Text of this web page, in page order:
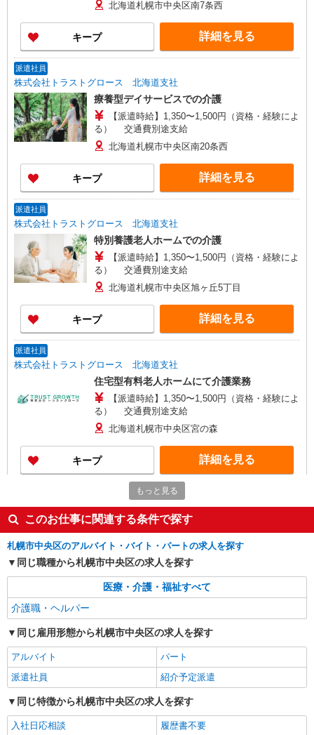
北海道札幌市中央区南7条西
キープ 詳細を見る
派遣社員
株式会社トラストグロース 北海道支社
療養型デイサービスでの介護
【派遣時給】1,350〜1,500円（資格・経験によ
る） 交通費別途支給
北海道札幌市中央区南20条西
キープ 詳細を見る
派遣社員
株式会社トラストグロース 北海道支社
特別養護老人ホームでの介護
【派遣時給】1,350〜1,500円（資格・経験によ
る） 交通費別途支給
北海道札幌市中央区旭ヶ丘5丁目
キープ 詳細を見る
派遣社員
株式会社トラストグロース 北海道支社
住宅型有料老人ホームにて介護業務
【派遣時給】1,350〜1,500円（資格・経験によ
る） 交通費別途支給
北海道札幌市中央区宮の森
キープ 詳細を見る
株式会社トラストグロース 北海道支社
サービス付き高齢者住宅での介護業務
【派遣時給】1,350〜1,500円（資格・経験によ
る） 交通費別途支給
北海道札幌市中央区南16条9
キープ 詳細を見る
派遣社員
株式会社トラストグロース 北海道支社
有料老人ホームでの介護業務
【派遣時給】1,350〜1,500円（資格・経験によ
る） 交通費別途支給
もっと見る
このお仕事に関連する条件で探す
札幌市中央区のアルバイト・バイト・パートの求人を探す
同じ職種から札幌市中央区の求人を探す
医療・介護・福祉すべて
介護職・ヘルパー
同じ雇用形態から札幌市中央区の求人を探す
アルバイト
パート
派遣社員
紹介予定派遣
同じ特徴から札幌市中央区の求人を探す
入社日応相談
履歴書不要